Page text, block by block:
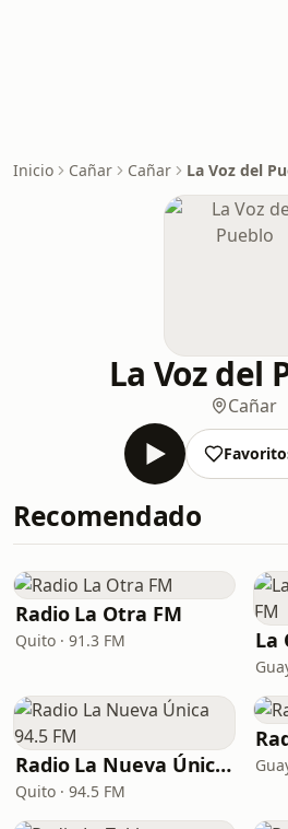
Inicio Cañar Cañar La Voz del
La Voz del
Cañar
Recomendado
Radio La Otra FM
Quito · 91.3 FM
Radio La Nueva Única 94.5 FM
Quito · 94.5 FM